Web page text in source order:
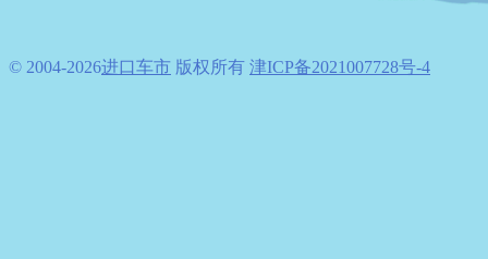
© 2004-2026进口车市 版权所有 津ICP备2021007728号-4